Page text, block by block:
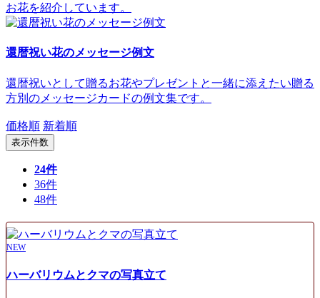
お花を紹介しています。
還暦祝い花のメッセージ例文
還暦祝いとして贈るお花やプレゼントと一緒に添えたい贈る
方別のメッセージカードの例文集です。
価格順 新着順
表示件数
24件
36件
48件
NEW
ハーバリウムとクマの写真立て